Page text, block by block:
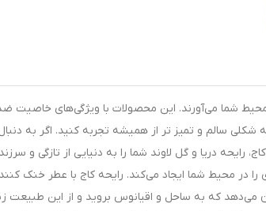
محیط شما می‌آورند. این محصولات با ویژگی‌های خاصیت
شکلی سالم و تمیز تر از همیشه تجربه کنید. اگر به
دریا و گل لاوند شما را به دنیایی از تازگی و
در محیط شما ایجاد می‌کند. رایحه کاج با عطر خنک
می‌دهد که به ساحل و اقیانوس بروید و از این طبیعت